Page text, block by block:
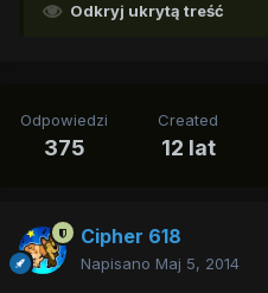
Odkryj ukrytą treść
Odpowiedzi
375
Created
12 lat
Cipher 618
Napisano Maj 5, 2014